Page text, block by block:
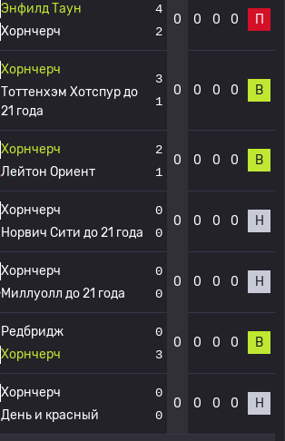
Энфилд Таун
Хорнчерч
4
2
0 0 0 0 П
Хорнчерч
Тоттенхэм Хотспур до
21 года
3
1
0 0 0 0 В
Хорнчерч
Лейтон Ориент
2
1
0 0 0 0 В
Хорнчерч
Норвич Сити до 21 года
0
0
0 0 0 0 Н
Хорнчерч
Миллуолл до 21 года
0
0
0 0 0 0 Н
Редбридж
Хорнчерч
0
3
0 0 0 0 В
Хорнчерч
День и красный
0
0
0 0 0 0 Н